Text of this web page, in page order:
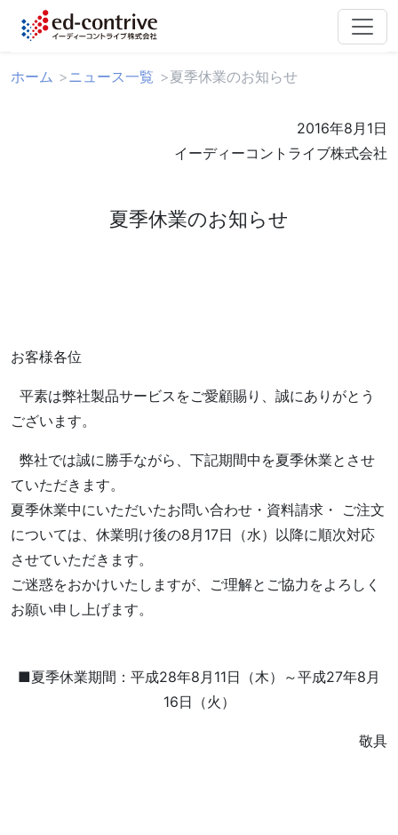
ホーム ニュース一覧 夏季休業のお知らせ
2016年8月1日
イーディーコントライブ株式会社
夏季休業のお知らせ
お客様各位
平素は弊社製品サービスをご愛顧賜り、誠にありがとう
ございます。
弊社では誠に勝手ながら、下記期間中を夏季休業とさせ
ていただきます。
夏季休業中にいただいたお問い合わせ・資料請求・ ご注文
については、休業明け後の8月17日（水）以降に順次対応
させていただきます。
ご迷惑をおかけいたしますが、ご理解とご協力をよろしく
お願い申し上げます。
■夏季休業期間：平成28年8月11日（木）～平成27年8月
16日（火）
敬具